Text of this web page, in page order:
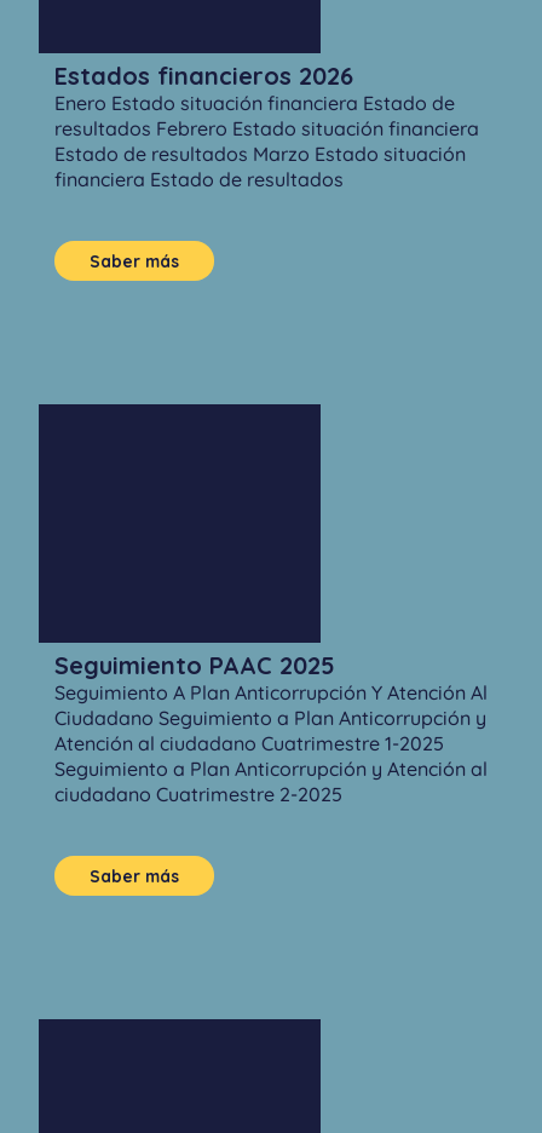
Estados financieros 2026
Enero Estado situación financiera Estado de
resultados Febrero Estado situación financiera
Estado de resultados Marzo Estado situación
financiera Estado de resultados
Saber más
Seguimiento PAAC 2025
Seguimiento A Plan Anticorrupción Y Atención Al
Ciudadano Seguimiento a Plan Anticorrupción y
Atención al ciudadano Cuatrimestre 1-2025
Seguimiento a Plan Anticorrupción y Atención al
ciudadano Cuatrimestre 2-2025
Saber más